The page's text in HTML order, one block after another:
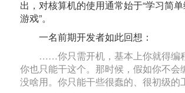
出，对核算机的使用通常始于“学习简
游戏”。
一名前期开发者如此回想：
……你只需开机，基本上你就得编
你也只能干这个。那时候，假如你不会
没啥用。你只能干些很蠢的、很初级的